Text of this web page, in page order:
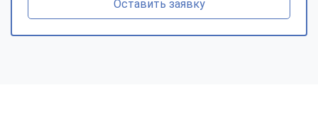
Оставить заявку